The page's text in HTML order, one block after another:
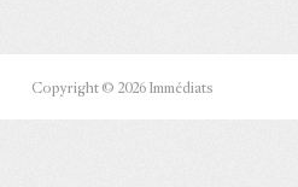
Copyright © 2026 Immédiats